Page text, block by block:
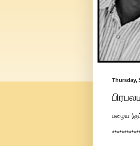
Thursday,
பழைய